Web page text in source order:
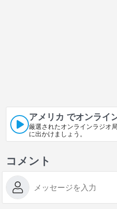
アメリカ でオンライ
厳選されたオンラインラジオ
に出かけましょう。
コメント